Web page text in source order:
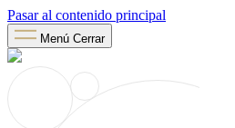
Pasar al contenido principal
Menú Cerrar